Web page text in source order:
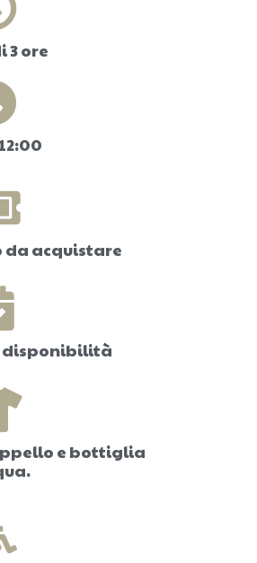
3 ore
da acquistare
disponibilità
e bottiglia